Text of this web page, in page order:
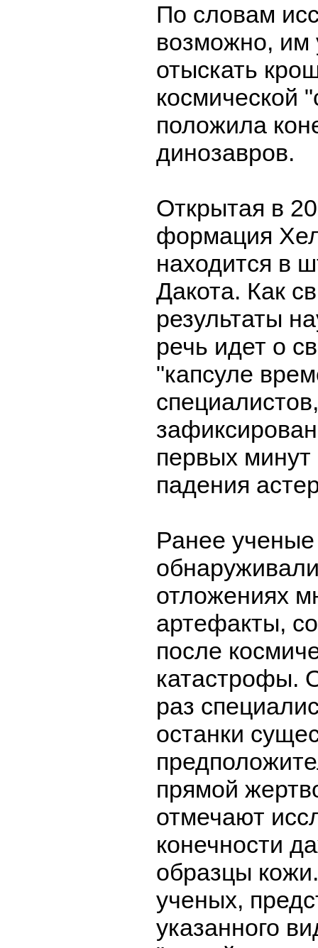
По словам
возможно, им
отыскать
космической
положила
динозавров.
Открытая в
формация
находится в
Дакота. Как
результаты
речь идет о
"капсуле
первых минут
падения
Ранее
отложениях
артефакты,
после
катастрофы.
раз
останки
прямой
отмечают
конечности
образцы
ученых,
указанного